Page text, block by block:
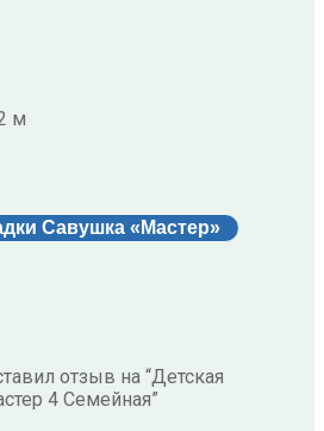
м
Савушка «Мастер»
отзыв на “Детская
4 Семейная”